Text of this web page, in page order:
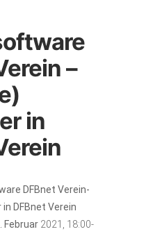
–
in
DFBnet Verein-
DFBnet Verein
Februar 2021, 18:00-